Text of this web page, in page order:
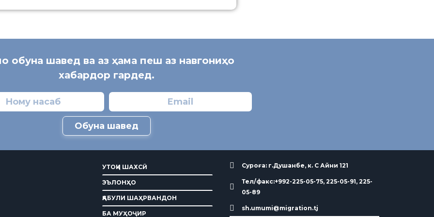
обуна шавед ва аз ҳама пеш аз навгониҳо
хабардор гардед.
Обуна шавед
УТОҚИ ШАХСӢ
ЭЪЛОНҲО
ҚАБУЛИ ШАҲРВАНДОН
БА МУҲОҶИР
Суроға: г.Душанбе, к. С Айни 121
Тел/факс:+992-225-05-75, 225-05-91, 225-
05-89
sh.umumi@migration.tj